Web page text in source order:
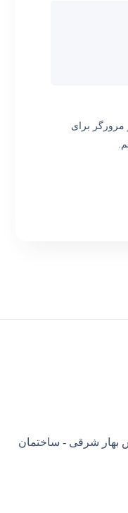
مرورگر برای
بهار شرقی - ساختمان